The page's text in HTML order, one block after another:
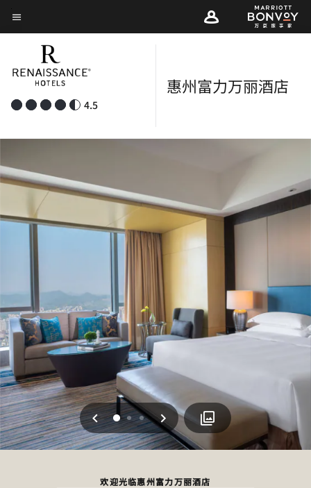
Skip
to
content
菜单文本
4.5
惠州富力万丽酒店
上一页
012 下一页
欢迎光临惠州富力万丽酒店